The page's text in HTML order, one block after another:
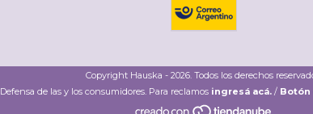
Copyright Hauska - 2026. Todos los derechos
Defensa de las y los consumidores. Para reclamos ingresá acá. /